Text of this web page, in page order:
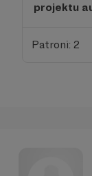
projektu
Patroni: 2